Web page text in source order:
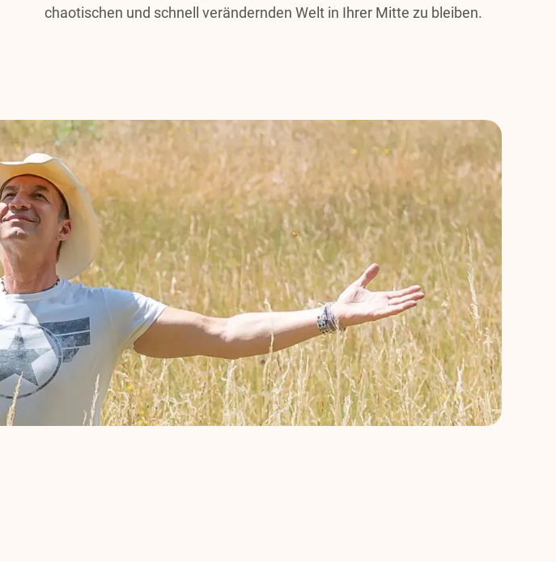
chaotischen und schnell verändernden Welt in Ihrer Mitte zu bleiben.